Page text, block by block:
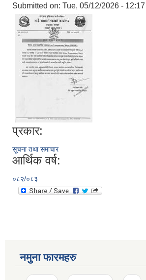
Submitted on: Tue, 05/12/2026 - 12:17
प्रकार:
सूचना तथा समाचार
आर्थिक वर्ष:
०८२/०८३
नमुना फारमहरु